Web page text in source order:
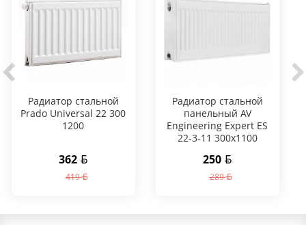
Радиатор стальной
Prado Universal 22 300
1200
362
419
Радиатор стальной
панельный AV
Engineering Expert ES
22-3-11 300x1100
250
289